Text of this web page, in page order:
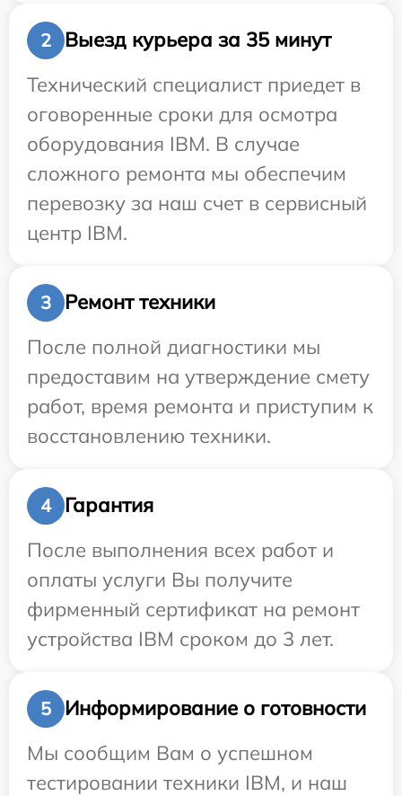
2
Выезд курьера за 35 минут
Технический специалист приедет в
оговоренные сроки для осмотра
оборудования IBM. В случае
сложного ремонта мы обеспечим
перевозку за наш счет в сервисный
центр IBM.
3
Ремонт техники
После полной диагностики мы
предоставим на утверждение смету
работ, время ремонта и приступим к
восстановлению техники.
4
Гарантия
После выполнения всех работ и
оплаты услуги Вы получите
фирменный сертификат на ремонт
устройства IBM сроком до 3 лет.
5
Информирование о готовности
Мы сообщим Вам о успешном
тестировании техники IBM, и наш